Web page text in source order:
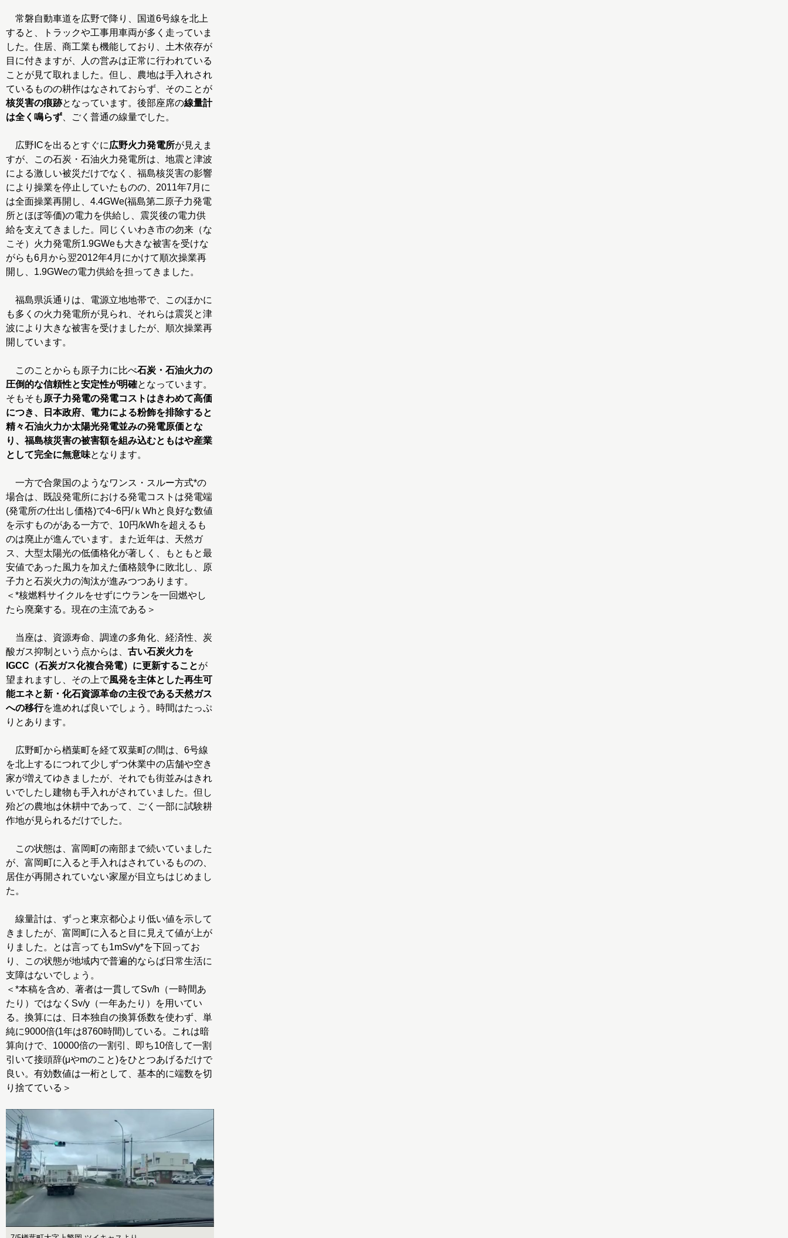
常磐自動車道を広野で降り、国道6号線を北上
すると、トラックや工事用車両が多く走っていま
した。住居、商工業も機能しており、土木依存が
目に付きますが、人の営みは正常に行われている
ことが見て取れました。但し、農地は手入れされ
ているものの耕作はなされておらず、そのことが
核災害の痕跡となっています。後部座席の線量計
は全く鳴らず 、ごく普通の線量でした。
広野ICを出るとすぐに広野火力発電所が見えま
すが、この石炭・石油火力発電所は、地震と津波
による激しい被災だけでなく、福島核災害の影響
により操業を停止していたものの、2011年7月に
は全面操業再開し、4.4GWe(福島第二原子力発電
所とほぼ等価)の電力を供給し、震災後の電力供
給を支えてきました。同じくいわき市の勿来（な
こそ）火力発電所1.9GWeも大きな被害を受けな
がらも6月から翌2012年4月にかけて順次操業再
開し、1.9GWeの電力供給を担ってきました。
福島県浜通りは、電源立地地帯で、このほかに
も多くの火力発電所が見られ、それらは震災と津
波により大きな被害を受けましたが、順次操業再
開しています。
このことからも原子力に比べ石炭・石油火力の
圧倒的な信頼性と安定性が明確となっています。
そもそも 原子力発電の発電コストはきわめて高価
につき、日本政府、電力による粉飾を排除すると
精々石油火力か太陽光発電並みの発電原価とな
り、福島核災害の被害額を組み込むともはや産業
として完全に無意味となります。
一方で合衆国のようなワンス・スルー方式*の
場合は、既設発電所における発電コストは発電端
(発電所の仕出し価格)で4~6円/ｋWhと良好な数値
を示すものがある一方で、10円/kWhを超えるも
のは廃止が進んでいます。また近年は、天然ガ
ス、大型太陽光の低価格化が著しく、もともと最
安値であった風力を加えた価格競争に敗北し、原
子力と石炭火力の淘汰が進みつつあります。
＜*核燃料サイクルをせずにウランを一回燃やし
たら廃棄する。現在の主流である＞
当座は、資源寿命、調達の多角化、経済性、炭
酸ガス抑制という点からは、 古い石炭火力を
IGCC（石炭ガス化複合発電）に更新することが
望まれますし、その上で風発を主体とした再生可
能エネと新・化石資源革命の主役である天然ガス
への移行を進めれば良いでしょう。時間はたっぷ
りとあります。
広野町から楢葉町を経て双葉町の間は、6号線
を北上するにつれて少しずつ休業中の店舗や空き
家が増えてゆきましたが、それでも街並みはきれ
いでしたし建物も手入れがされていました。但し
殆どの農地は休耕中であって、ごく一部に試験耕
作地が見られるだけでした。
この状態は、富岡町の南部まで続いていました
が、富岡町に入ると手入れはされているものの、
居住が再開されていない家屋が目立ちはじめまし
た。
線量計は、ずっと東京都心より低い値を示して
きましたが、富岡町に入ると目に見えて値が上が
りました。とは言っても1mSv/y*を下回ってお
り、この状態が地域内で普遍的ならば日常生活に
支障はないでしょう。
＜*本稿を含め、著者は一貫してSv/h（一時間あ
たり）ではなくSv/y（一年あたり）を用いてい
る。換算には、日本独自の換算係数を使わず、単
純に9000倍(1年は8760時間)している。これは暗
算向けで、10000倍の一割引、即ち10倍して一割
引いて接頭辞(μやmのこと)をひとつあげるだけで
良い。有効数値は一桁として、基本的に端数を切
り捨てている＞